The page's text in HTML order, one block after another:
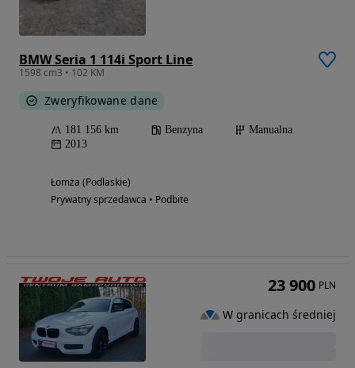
BMW Seria 1 114i Sport Line
1598 cm3 • 102 KM
Zweryfikowane dane
181 156 km Benzyna
Manualna
2013
Łomża (Podlaskie)
Prywatny sprzedawca • Podbite
23 900 PLN
W granicach średniej